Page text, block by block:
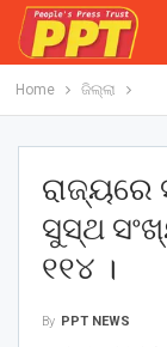
Home ଜିଲ୍ଲା
ରାଜ୍ୟରେ
ସୁସ୍ଥ
୧୧୪ ।
By PPT NEWS